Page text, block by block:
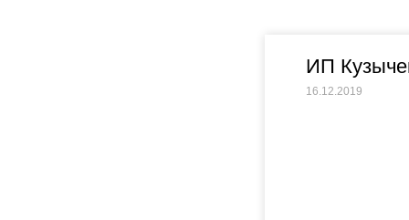
ИП
16.12.2019